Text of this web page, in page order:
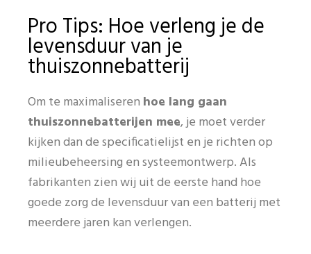
Pro Tips: Hoe verleng je de
levensduur van je
thuiszonnebatterij
Om te maximaliseren hoe lang gaan
thuiszonnebatterijen mee, je moet verder
kijken dan de specificatielijst en je richten op
milieubeheersing en systeemontwerp. Als
fabrikanten zien wij uit de eerste hand hoe
goede zorg de levensduur van een batterij met
meerdere jaren kan verlengen.